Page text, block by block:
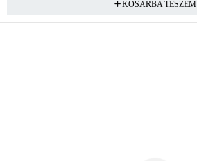
KOSÁRBA TESZEM